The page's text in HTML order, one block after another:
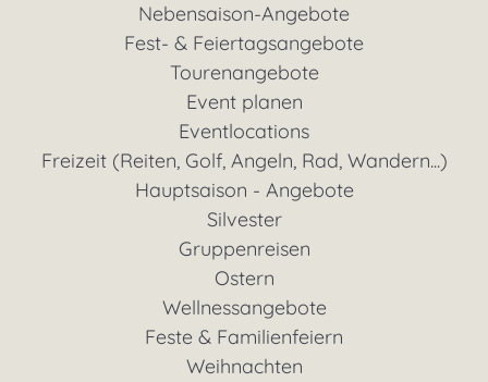
Nebensaison-Angebote
Fest- & Feiertagsangebote
Tourenangebote
Event planen
Eventlocations
Freizeit (Reiten, Golf, Angeln, Rad, Wandern...)
Hauptsaison - Angebote
Silvester
Gruppenreisen
Ostern
Wellnessangebote
Feste & Familienfeiern
Weihnachten